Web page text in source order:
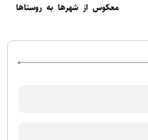
معکوس از شهرها به روستاها